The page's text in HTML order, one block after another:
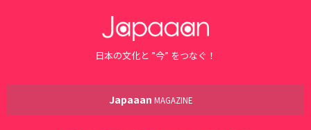
日本の文化と ”今” をつなぐ！
Japaaan MAGAZINE